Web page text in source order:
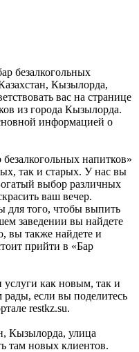
безалкогольных
Кызылорда,
вас на странице
из города Кызылорда.
информацией о
напитков»
так и старых. У нас вы
выбор различных
ваш вечер.
для того, чтобы выпить
заведении вы найдете
вы также найдете и
прийти в «Бар
услуги как новым, так и
если вы поделитесь
restkz.su.
Кызылорда, улица
там новых клиентов.